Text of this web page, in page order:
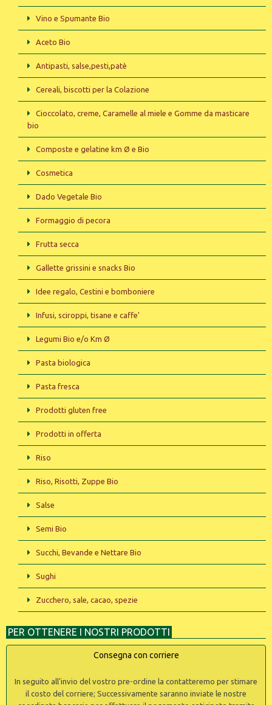
Vino e Spumante Bio
Aceto Bio
Antipasti, salse,pesti,patè
Cereali, biscotti per la Colazione
Cioccolato, creme, Caramelle al miele e Gomme da masticare
bio
Composte e gelatine km Ø e Bio
Cosmetica
Dado Vegetale Bio
Formaggio di pecora
Frutta secca
Gallette grissini e snacks Bio
Idee regalo, Cestini e bomboniere
Infusi, sciroppi, tisane e caffe'
Legumi Bio e/o Km Ø
Pasta biologica
Pasta fresca
Prodotti gluten free
Prodotti in offerta
Riso
Riso, Risotti, Zuppe Bio
Salse
Semi Bio
Succhi, Bevande e Nettare Bio
Sughi
Zucchero, sale, cacao, spezie
PER OTTENERE I NOSTRI PRODOTTI
Consegna con corriere
In seguito all'invio del vostro pre-ordine la contatteremo per stimare
il costo del corriere; Successivamente saranno inviate le nostre